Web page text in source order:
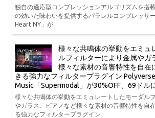
独自の適応型コンプレッションアルゴリズムを搭
の効いた味わいを提供するパラレルコンプレッサ
Heart NY」が
様々な共鳴体の挙動をエミュ
ルフィルターにより金属やガ
様々な素材の音響特性を自在
きる強力なフィルタープラグイン Polyverse
Music「Supermodal」が30%OFF、69ドル
様々な共鳴体の挙動をエミュレートしたモーダル
やガラス、ピアノなど様々な素材の音響特性を自
る強力なフィルタープラグイン